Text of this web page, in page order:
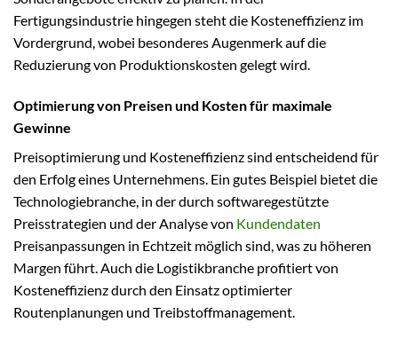
Fertigungsindustrie hingegen steht die Kosteneffizienz im
Vordergrund, wobei besonderes Augenmerk auf die
Reduzierung von Produktionskosten gelegt wird.
Optimierung von Preisen und Kosten für maximale
Gewinne
Preisoptimierung und Kosteneffizienz sind entscheidend für
den Erfolg eines Unternehmens. Ein gutes Beispiel bietet die
Technologiebranche, in der durch softwaregestützte
Preisstrategien und der Analyse von Kundendaten
Preisanpassungen in Echtzeit möglich sind, was zu höheren
Margen führt. Auch die Logistikbranche profitiert von
Kosteneffizienz durch den Einsatz optimierter
Routenplanungen und Treibstoffmanagement.